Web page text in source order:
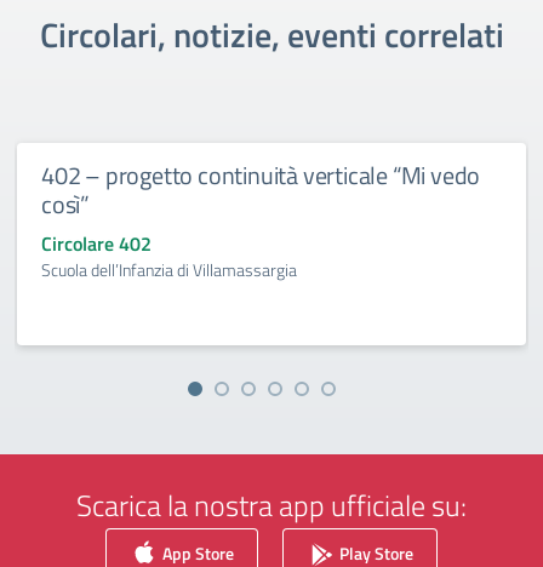
Circolari, notizie, eventi correlati
402 – progetto continuità verticale “Mi vedo
così”
Circolare 402
Scuola dell’Infanzia di Villamassargia
Scarica la nostra app ufficiale su:
App Store Play Store